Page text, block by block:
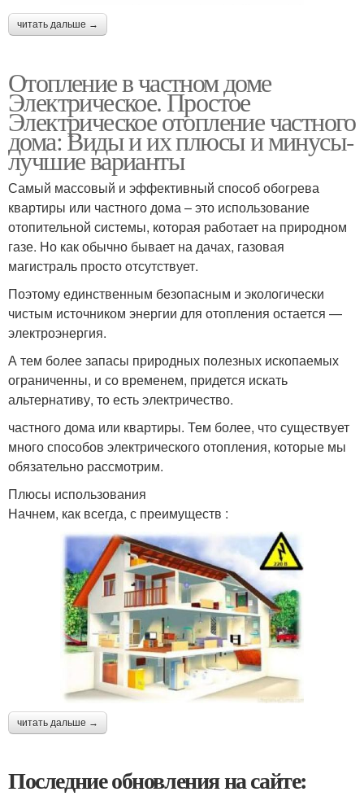
читать дальше →
Отопление в частном доме
Электрическое. Простое
Электрическое отопление частного
дома: Виды и их плюсы и минусы-
лучшие варианты
Самый массовый и эффективный способ обогрева
квартиры или частного дома – это использование
отопительной системы, которая работает на природном
газе. Но как обычно бывает на дачах, газовая
магистраль просто отсутствует.
Поэтому единственным безопасным и экологически
чистым источником энергии для отопления остается —
электроэнергия.
А тем более запасы природных полезных ископаемых
ограниченны, и со временем, придется искать
альтернативу, то есть электричество.
частного дома или квартиры. Тем более, что существует
много способов электрического отопления, которые мы
обязательно рассмотрим.
Плюсы использования
Начнем, как всегда, с преимуществ :
читать дальше →
Последние обновления на сайте: